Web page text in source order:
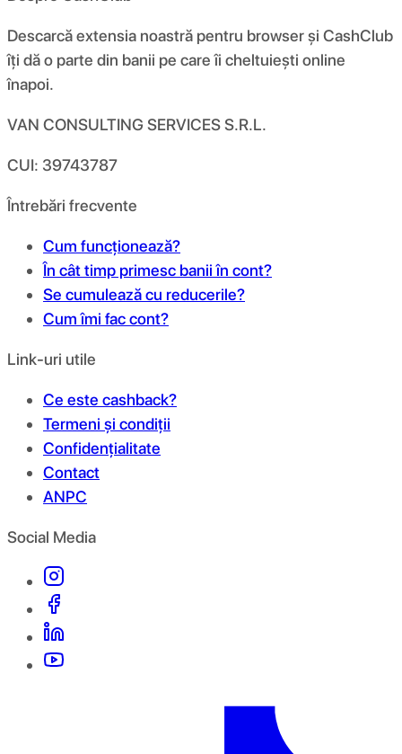
Descarcă extensia noastră pentru browser și CashClub
îți dă o parte din banii pe care îi cheltuiești online
înapoi.
VAN CONSULTING SERVICES S.R.L.
CUI: 39743787
Întrebări frecvente
Cum funcționează?
În cât timp primesc banii în cont?
Se cumulează cu reducerile?
Cum îmi fac cont?
Link-uri utile
Ce este cashback?
Termeni și condiții
Confidențialitate
Contact
ANPC
Social Media